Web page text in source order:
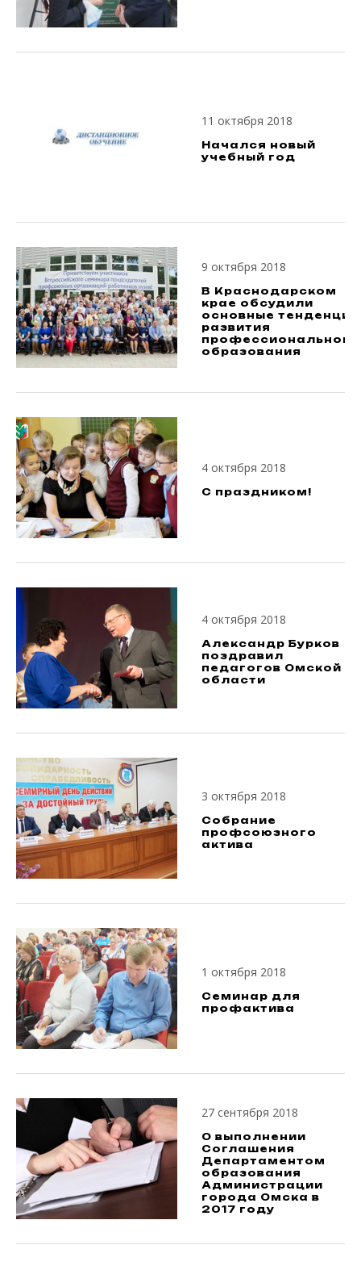
11 октября 2018
Начался новый
учебный год
9 октября 2018
В Краснодарском
крае обсудили
основные тенденции
развития
профессионального
образования
4 октября 2018
С праздником!
4 октября 2018
Александр Бурков
поздравил
педагогов Омской
области
3 октября 2018
Собрание
профсоюзного
актива
1 октября 2018
Семинар для
профактива
27 сентября 2018
О выполнении
Соглашения
Департаментом
образования
Администрации
города Омска в
2017 году